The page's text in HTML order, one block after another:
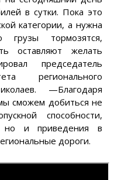
в сутки. Пока это
категории, а нужна
грузы тормозятся,
оставляют желать
председатель
регионального
—Благодаря
сможем добиться не
способности,
но и приведения в
дороги.